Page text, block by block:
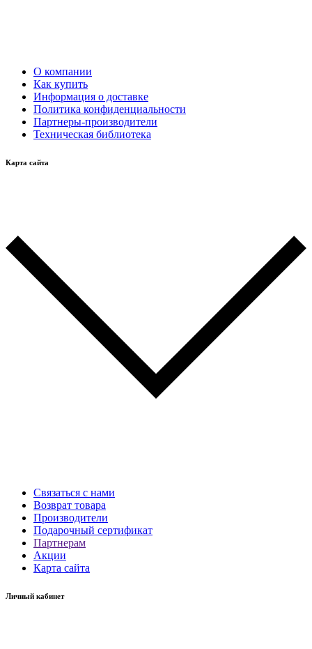
О компании
Как купить
Информация о доставке
Политика конфиденциальности
Партнеры-производители
Техническая библиотека
Карта сайта
Связаться с нами
Возврат товара
Производители
Подарочный сертификат
Партнерам
Акции
Карта сайта
Личный кабинет